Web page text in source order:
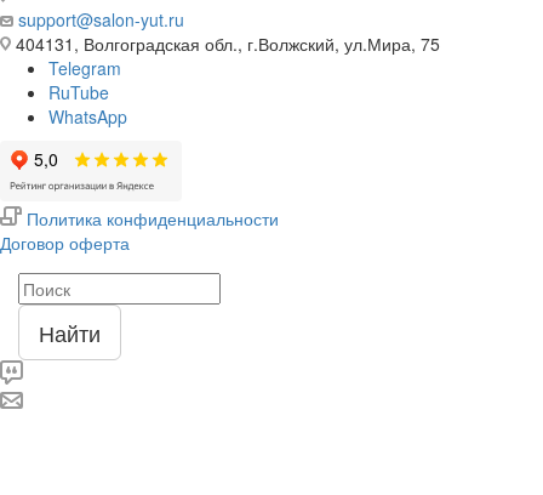
support@salon-yut.ru
404131, Волгоградская обл., г.Волжский, ул.Мира, 75
Telegram
RuTube
WhatsApp
Политика конфиденциальности
Договор оферта
Найти